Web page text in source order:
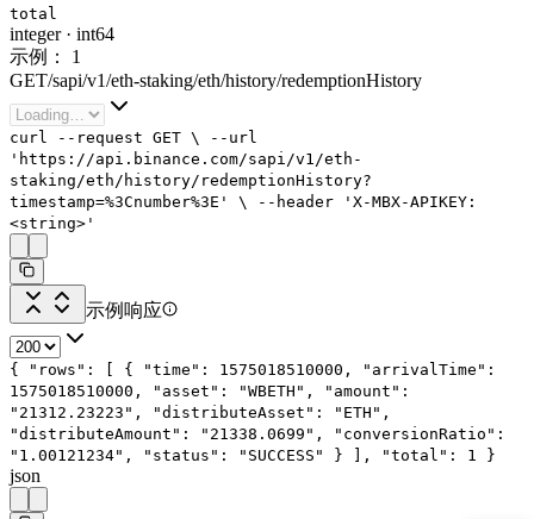
total
integer· int64
示例：
1
GET/sapi/v1/eth-staking/eth/history/redemptionHistory
curl --request GET \
--url
'https://api.binance.com/sapi/v1/eth-
staking/eth/history/redemptionHistory?
timestamp=%3Cnumber%3E'
\ --header 'X-MBX-APIKEY:
<string>'
示例响应
{ "rows" : [ { "time" : 1575018510000 , "arrivalTime" :
1575018510000 , "asset" : "WBETH" , "amount" :
"21312.23223" , "distributeAsset" : "ETH" ,
"distributeAmount" : "21338.0699" , "conversionRatio" :
"1.00121234" , "status" : "SUCCESS" } ], "total" : 1 }
json